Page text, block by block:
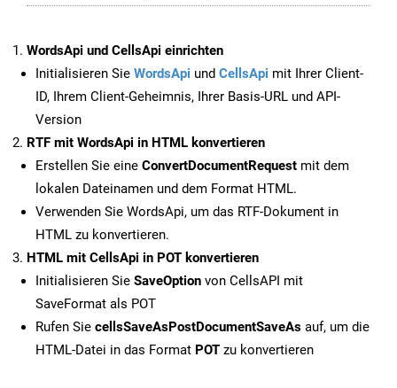
WordsApi und CellsApi einrichten
Initialisieren Sie WordsApi und CellsApi mit Ihrer Client-
ID, Ihrem Client-Geheimnis, Ihrer Basis-URL und API-
Version
RTF mit WordsApi in HTML konvertieren
Erstellen Sie eine ConvertDocumentRequest mit dem
lokalen Dateinamen und dem Format HTML.
Verwenden Sie WordsApi, um das RTF-Dokument in
HTML zu konvertieren.
HTML mit CellsApi in POT konvertieren
Initialisieren Sie SaveOption von CellsAPI mit
SaveFormat als POT
Rufen Sie cellsSaveAsPostDocumentSaveAs auf, um die
HTML-Datei in das Format POT zu konvertieren